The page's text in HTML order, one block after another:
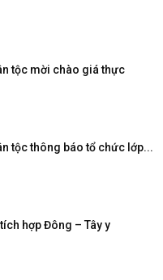
tộc mời chào giá thực
tộc thông báo tổ chức lớp...
hợp Đông – Tây y